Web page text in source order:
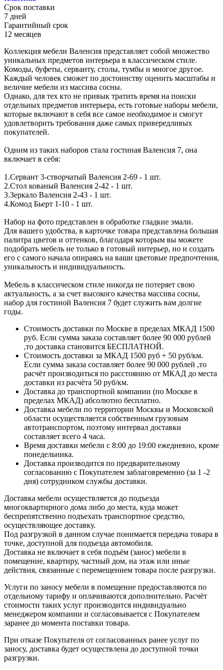
Срок поставки
7 дней
Гарантийный срок
12 месяцев
Коллекция мебели Валенсия представляет собой множество
уникальных предметов интерьера в классическом стиле.
Комоды, буфеты, серванту, столы, тумбы и многое другое.
Каждый человек сможет по достоинству оценить масштабы и
величие мебели из массива сосны.
Однако, для тех кто не привык тратить время на поиски
отдельных предметов интерьера, есть готовые наборы мебели,
которые включают в себя все самое необходимое и смогут
удовлетворить требования даже самых привередливых
покупателей.
Одним из таких наборов стала гостиная Валенсия 7, она
включает в себя:
1.Сервант 3-створчатый Валенсия 2-69 - 1 шт.
2.Стол кованый Валенсия 2-42 - 1 шт.
3.Зеркало Валенсия 2-43 - 1 шт.
4.Комод Бьерт 1-10 - 1 шт.
Набор на фото представлен в обработке гладкие эмали.
Для вашего удобства, в карточке товара представлена большая
палитра цветов и оттенков, благодаря которым вы можете
подобрать мебель не только в готовый интерьер, но и создать
его с самого начала опираясь на ваши цветовые предпочтения,
уникальность и индивидуальность.
Мебель в классическом стиле никогда не потеряет свою
актуальность, а за счет высокого качества массива сосны,
набор для гостиной Валенсия 7 будет служить вам долгие
годы.
Стоимость доставки по Москве в пределах МКАД 1500
руб. Если сумма заказа составляет более 90 000 рублей
,то доставка становится БЕСПЛАТНОЙ.
Стоимость доставки за МКАД 1500 руб + 50 руб/км.
Если сумма заказа составляет более 90 000 рублей ,то
расчёт производиться по расстоянию от МКАД до места
доставки из расчёта 50 руб/км.
Доставка до транспортной компании (по Москве в
пределах МКАД) абсолютно бесплатно.
Доставка мебели по территории Москвы и Московской
области осуществляется собственным грузовым
автотранспортом, поэтому интервал доставки
составляет всего 4 часа.
Время доставки мебели с 8:00 до 19:00 ежедневно, кроме
понедельника.
Доставка производится по предварительному
согласованию с Покупателем заблаговременно (за 1 -2
дня) сотрудником службы доставки.
Доставка мебели осуществляется до подъезда
многоквартирного дома либо до места, куда может
беспрепятственно подъехать транспортное средство,
осуществляющее доставку.
Под разгрузкой в данном случае понимается передача товара в
точке, доступной для подъезда автомобиля.
Доставка не включает в себя подъём (занос) мебели в
помещение, квартиру, частный дом, на этаж или иные
действия, связанные с перемещением товара после разгрузки.
Услуги по заносу мебели в помещение предоставляются по
отдельному тарифу и оплачиваются дополнительно. Расчёт
стоимости таких услуг производится индивидуально
менеджером компании и согласовывается с Покупателем
заранее до момента поставки товара.
При отказе Покупателя от согласованных ранее услуг по
заносу, доставка будет осуществлена до доступной точки
разгрузки.